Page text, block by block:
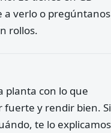
a verlo o pregúntanos
rollos.
planta con lo que
fuerte y rendir bien. Si
te lo explicamos